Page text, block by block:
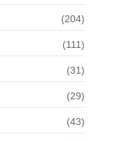
(204)
(111)
(31)
(29)
(43)